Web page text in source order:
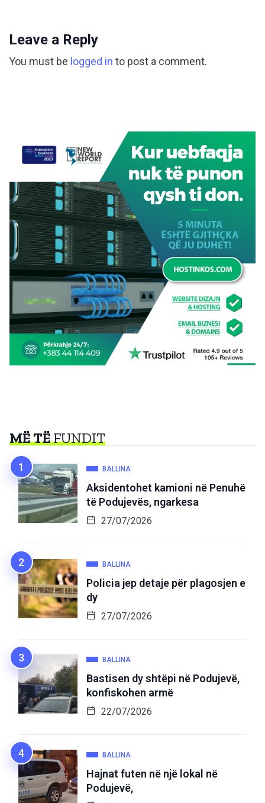
Leave a Reply
You must be logged in to post a comment.
MË TËFUNDIT
BALLINA
Aksidentohet kamioni në Penuhë
të Podujevës, ngarkesa
27/07/2026
BALLINA
Policia jep detaje për plagosjen e
dy
27/07/2026
BALLINA
Bastisen dy shtëpi në Podujevë,
konfiskohen armë
22/07/2026
BALLINA
Hajnat futen në një lokal në
Podujevë,